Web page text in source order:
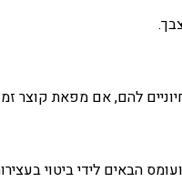
להם, אם מפאת קוצר
הבאים לידי ביטוי